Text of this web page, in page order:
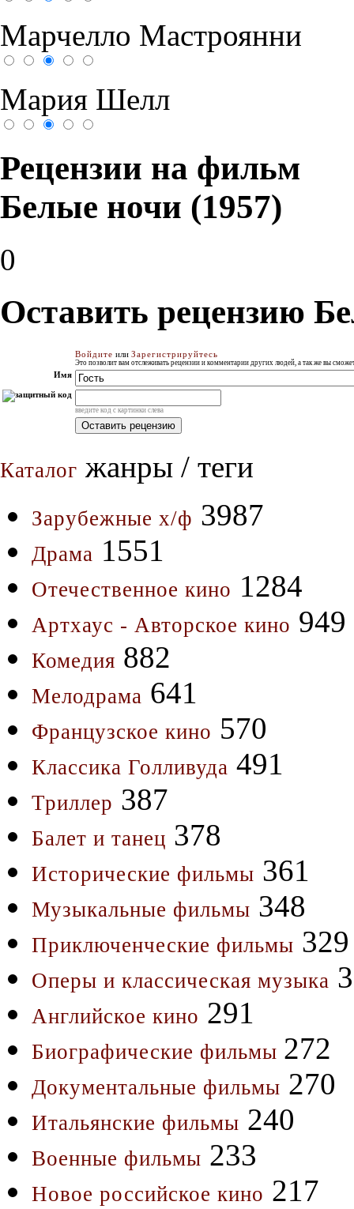
Марчелло Мастроянни
Мария Шелл
Рецензии на фильм
Белые ночи (1957)
0
Оставить рецензию
Войдите или Зарегистрируйтесь
Это позволит вам отслеживать рецензии и комментарии других людей, а так же вы
Имя
введите код с картинки слева
Каталог жанры / теги
Зарубежные х/ф 3987
Драма 1551
Отечественное кино 1284
Артхаус - Авторское кино 949
Комедия 882
Мелодрама 641
Французское кино 570
Классика Голливуда 491
Триллер 387
Балет и танец 378
Исторические фильмы 361
Музыкальные фильмы 348
Приключенческие фильмы 329
Оперы и классическая музыка
Английское кино 291
Биографические фильмы 272
Документальные фильмы 270
Итальянские фильмы 240
Военные фильмы 233
Новое российское кино 217